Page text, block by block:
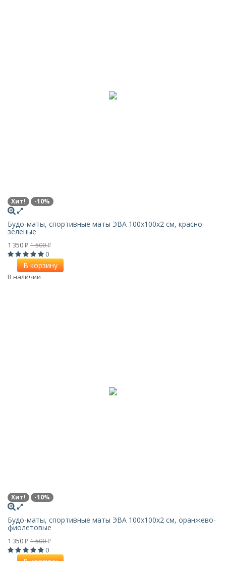
Хит! -10%
Будо-маты, спортивные маты ЭВА 100х100x2 см, красно-
зеленые
1 350 ₽ 1 500₽
0
В корзину
В наличии
Хит! -10%
Будо-маты, спортивные маты ЭВА 100х100x2 см, оранжево-
фиолетовые
1 350 ₽ 1 500₽
0